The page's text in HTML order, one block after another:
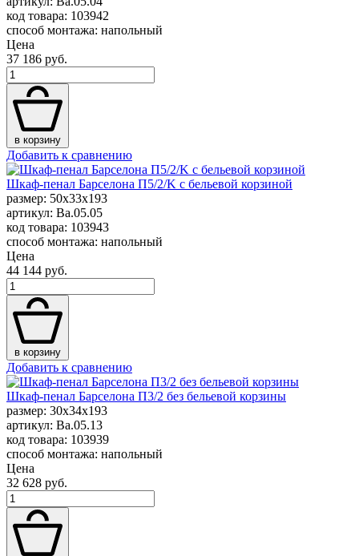
код товара: 103942
способ монтажа: напольный
Цена
37 186 руб.
в корзину
Добавить к сравнению
Шкаф-пенал Барселона П5/2/K с бельевой корзиной
размер: 50x33x193
артикул: Ba.05.05
код товара: 103943
способ монтажа: напольный
Цена
44 144 руб.
в корзину
Добавить к сравнению
Шкаф-пенал Барселона П3/2 без бельевой корзины
размер: 30x34x193
артикул: Ba.05.13
код товара: 103939
способ монтажа: напольный
Цена
32 628 руб.